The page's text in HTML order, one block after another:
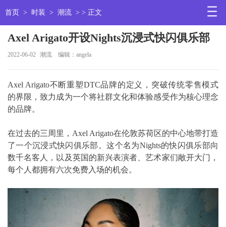
首页 > 时装 > 潮流 > > 正文
Axel Arigato开设Nights沉浸式快闪俱乐部
2022-06-02 潮流 编辑：angela
Axel Arigato不断重塑DTC品牌的定义，突破传统零售模式
的界限，致力成为一个将社群文化和体验感受作为核心理念
的品牌。
在过去的三周里，Axel Arigato在伦敦苏荷区的中心地带打造
了一个沉浸式快闪俱乐部。这个名为Nights的快闪俱乐部向
数千名客人，以及英国的新兴表演者、艺术家们敞开大门，
每个人都拥有六次免费入场的机会。